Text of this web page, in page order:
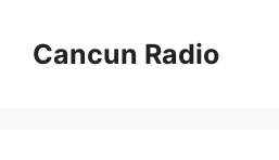
contentCancun Radio